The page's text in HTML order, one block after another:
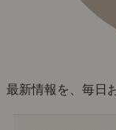
最新情報を、毎日